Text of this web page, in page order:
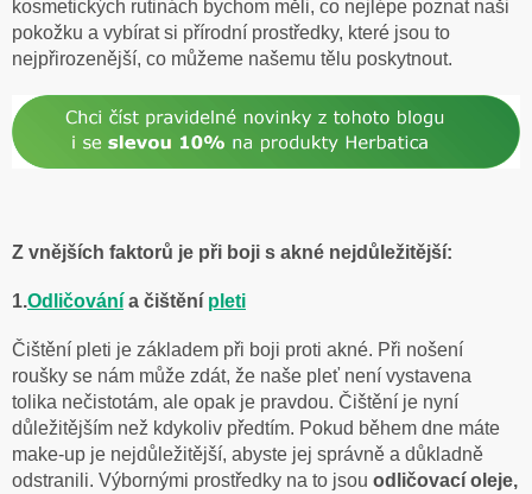
kosmetických rutinách bychom měli, co nejlépe poznat naši
pokožku a vybírat si přírodní prostředky, které jsou to
nejpřirozenější, co můžeme našemu tělu poskytnout.
Z vnějších faktorů je při boji s akné nejdůležitější:
1.Odličování a čištění pleti
Čištění pleti je základem při boji proti akné. Při nošení
roušky se nám může zdát, že naše pleť není vystavena
tolika nečistotám, ale opak je pravdou. Čištění je nyní
důležitějším než kdykoliv předtím. Pokud během dne máte
make-up je nejdůležitější, abyste jej správně a důkladně
odstranili. Výbornými prostředky na to jsou odličovací oleje,